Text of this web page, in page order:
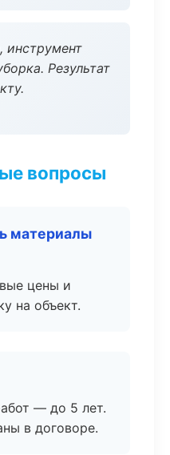
инструмент
Результат
вопросы
материалы
цены и
на объект.
— до 5 лет.
в договоре.